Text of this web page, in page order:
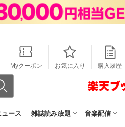
Myクーポン お気に入り 購入履歴
ース 雑誌読み放題 音楽配信